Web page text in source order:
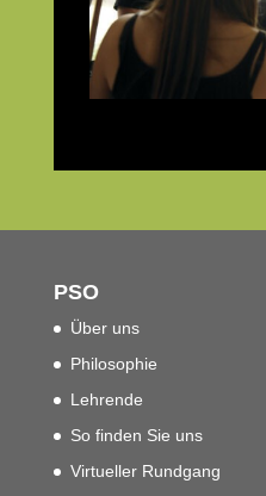
PSO
Über uns
Philosophie
Lehrende
So finden Sie uns
Virtueller Rundgang